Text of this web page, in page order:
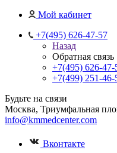
Мой кабинет
+7(495) 626-47-57
Назад
Обратная связь
+7(495) 626-47-
+7(499) 251-46-
Будьте на связи
Москва, Триумфальная
info@kmmedcenter.com
Вконтакте